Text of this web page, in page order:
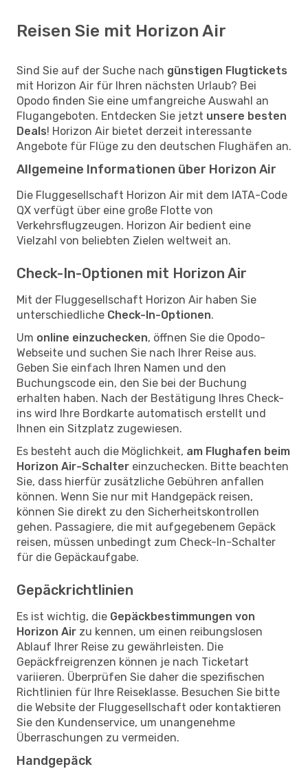
Reisen Sie mit Horizon Air
Sind Sie auf der Suche nach günstigen Flugtickets
mit Horizon Air für Ihren nächsten Urlaub? Bei
Opodo finden Sie eine umfangreiche Auswahl an
Flugangeboten. Entdecken Sie jetzt unsere besten
Deals! Horizon Air bietet derzeit interessante
Angebote für Flüge zu den deutschen Flughäfen an.
Allgemeine Informationen über Horizon Air
Die Fluggesellschaft Horizon Air mit dem IATA-Code
QX verfügt über eine große Flotte von
Verkehrsflugzeugen. Horizon Air bedient eine
Vielzahl von beliebten Zielen weltweit an.
Check-In-Optionen mit Horizon Air
Mit der Fluggesellschaft Horizon Air haben Sie
unterschiedliche Check-In-Optionen.
Um online einzuchecken, öffnen Sie die Opodo-
Webseite und suchen Sie nach Ihrer Reise aus.
Geben Sie einfach Ihren Namen und den
Buchungscode ein, den Sie bei der Buchung
erhalten haben. Nach der Bestätigung Ihres Check-
ins wird Ihre Bordkarte automatisch erstellt und
Ihnen ein Sitzplatz zugewiesen.
Es besteht auch die Möglichkeit, am Flughafen beim
Horizon Air-Schalter einzuchecken. Bitte beachten
Sie, dass hierfür zusätzliche Gebühren anfallen
können. Wenn Sie nur mit Handgepäck reisen,
können Sie direkt zu den Sicherheitskontrollen
gehen. Passagiere, die mit aufgegebenem Gepäck
reisen, müssen unbedingt zum Check-In-Schalter
für die Gepäckaufgabe.
Gepäckrichtlinien
Es ist wichtig, die Gepäckbestimmungen von
Horizon Air zu kennen, um einen reibungslosen
Ablauf Ihrer Reise zu gewährleisten. Die
Gepäckfreigrenzen können je nach Ticketart
variieren. Überprüfen Sie daher die spezifischen
Richtlinien für Ihre Reiseklasse. Besuchen Sie bitte
die Website der Fluggesellschaft oder kontaktieren
Sie den Kundenservice, um unangenehme
Überraschungen zu vermeiden.
Handgepäck